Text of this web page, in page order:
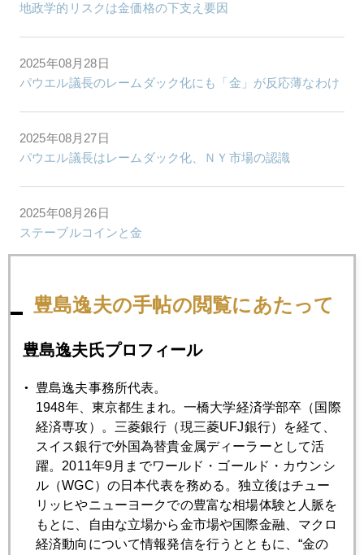
地政学的リスクは金価格の下支え要因
2025年08月28日
パウエル議長のレームダック化にも「金」が反応薄なわけ
2025年08月27日
パウエル議長はレームダック化、ＮＹ市場の認識
2025年08月26日
ステーブルコインと金
ジャクソンホールでのパウエル講演後、金急騰だが。。。
2025年08月22日
どうなる 日本国債（ＪＧＢ）
2025年08月21日
札幌は ちょっぴり 秋の気配
2025年08月20日
金とプラチナの違いとは
豊島逸夫の手帖の閲覧にあたって
豊島逸夫氏プロフィール
豊島逸夫事務所代表。
1948年、東京都生まれ。一橋大学経済学部卒（国際
経済専攻）。三菱銀行（現三菱UFJ銀行）を経て、
スイス銀行で外国為替貴金属ディーラーとして活
躍。2011年9月までワールド・ゴールド・カウンシ
ル（WGC）の日本代表を務める。独立後はチュー
リッヒやニューヨークでの豊富な相場体験と人脈を
もとに、自由な立場から金市場や国際金融、マクロ
経済動向について情報発信を行うとともに、“金の